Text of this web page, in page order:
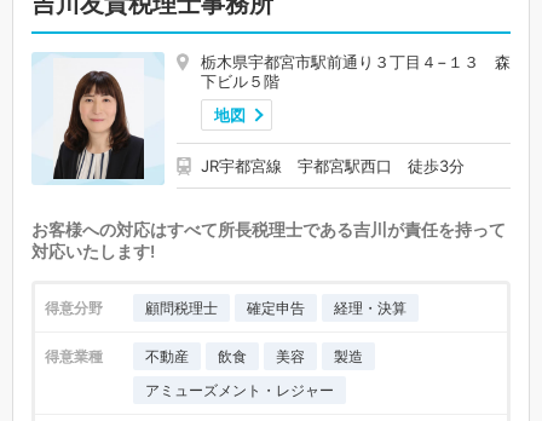
栃木県宇都宮市駅前通り３丁目４−１３ 森
下ビル５階
地図
JR宇都宮線 宇都宮駅西口 徒歩3分
お客様への対応はすべて所長税理士である吉川が責任を持って
対応いたします!
得意分野 顧問税理士 確定申告 経理・決算
得意業種 不動産 飲食 美容
製造
アミューズメント・レジャー